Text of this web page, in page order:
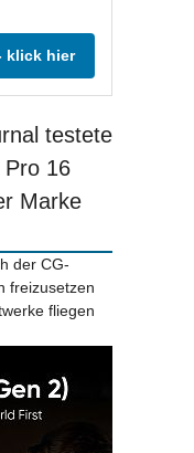
klick hier
testete
Pro 16
Marke
der CG-
freizusetzen
fliegen